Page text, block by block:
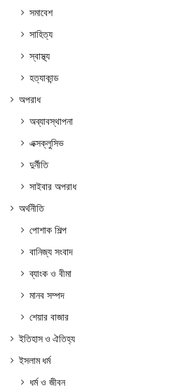
সমাবেশ
সাহিত্য
স্বাস্থ্য
হত্যাকান্ড
অপরাধ
অব্যাবস্থাপনা
এক্সক্লুসিভ
দুর্নীতি
সাইবার অপরাধ
অর্থনীতি
পোশাক শিল্প
বানিজ্য সংবাদ
ব্যাংক ও বীমা
মানব সম্পদ
শেয়ার বাজার
ইতিহাস ও ঐতিহ্য
ইসলাম ধর্ম
ধর্ম ও জীবন